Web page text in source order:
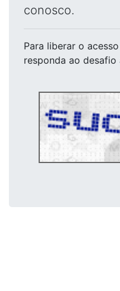
conosco.
Para liberar o acesso
responda ao desafio